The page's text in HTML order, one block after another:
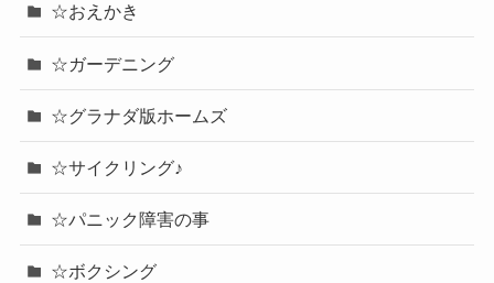
☆おえかき
☆ガーデニング
☆グラナダ版ホームズ
☆サイクリング♪
☆パニック障害の事
☆ボクシング